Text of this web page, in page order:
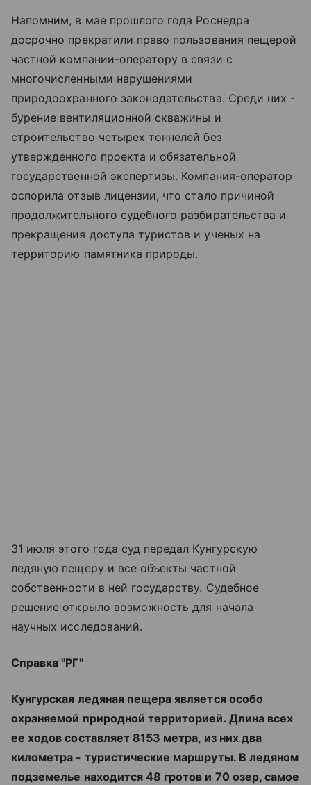
Напомним, в мае прошлого года Роснедра
досрочно прекратили право пользования пещерой
частной компании-оператору в связи с
многочисленными нарушениями
природоохранного законодательства. Среди них -
бурение вентиляционной скважины и
строительство четырех тоннелей без
утвержденного проекта и обязательной
государственной экспертизы. Компания-оператор
оспорила отзыв лицензии, что стало причиной
продолжительного судебного разбирательства и
прекращения доступа туристов и ученых на
территорию памятника природы.
31 июля этого года суд передал Кунгурскую
ледяную пещеру и все объекты частной
собственности в ней государству. Судебное
решение открыло возможность для начала
научных исследований.
Справка "РГ"
Кунгурская ледяная пещера является особо
охраняемой природной территорией. Длина всех
ее ходов составляет 8153 метра, из них два
километра - туристические маршруты. В ледяном
подземелье находится 48 гротов и 70 озер, самое